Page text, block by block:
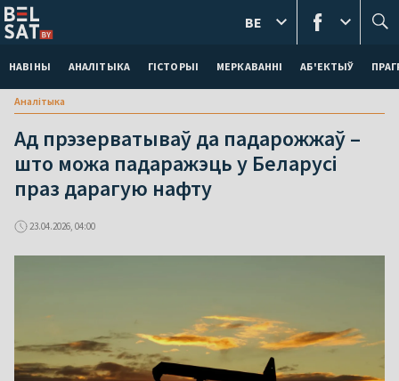
НАВІНЫ АНАЛІТЫКА ГІСТОРЫІ МЕРКАВАННI АБ'ЕКТЫЎ
BE
Аналітыка
Ад прэзерватываў да падарожжаў –
што можа падаражэць у Беларусі
праз дарагую нафту
23.04.2026, 04:00